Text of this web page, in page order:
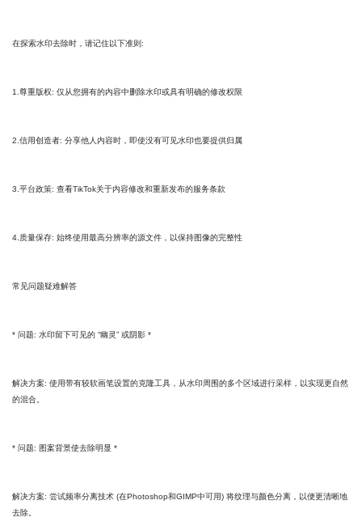
在探索水印去除时，请记住以下准则:
1.尊重版权: 仅从您拥有的内容中删除水印或具有明确的修改权限
2.信用创造者: 分享他人内容时，即使没有可见水印也要提供归属
3.平台政策: 查看TikTok关于内容修改和重新发布的服务条款
4.质量保存: 始终使用最高分辨率的源文件，以保持图像的完整性
常见问题疑难解答
* 问题: 水印留下可见的 “幽灵” 或阴影 *
解决方案: 使用带有较软画笔设置的克隆工具，从水印周围的多个区域进行采样，以实现更自然
的混合。
* 问题: 图案背景使去除明显 *
解决方案: 尝试频率分离技术 (在Photoshop和GIMP中可用) 将纹理与颜色分离，以便更清晰地
去除。